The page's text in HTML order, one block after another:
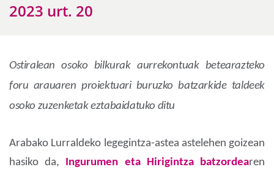
2023 urt. 20
Ostiralean osoko bilkurak aurrekontuak betearazteko
foru arauaren proiektuari buruzko batzarkide taldeek
osoko zuzenketak eztabaidatuko ditu
Arabako Lurraldeko legegintza-astea astelehen goizean
hasiko da, Ingurumen eta Hirigintza batzordearen